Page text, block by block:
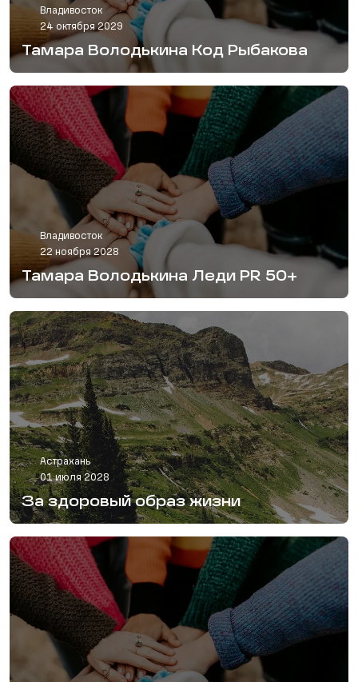
Владивосток
24 октября 2029
Тамара Володькина Код Рыбакова
Владивосток
22 ноября 2028
Тамара Володькина Леди PR 50+
Астрахань
01 июля 2028
За здоровый образ жизни